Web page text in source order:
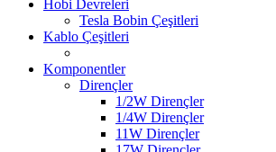
Hobi Devreleri
Tesla Bobin Çeşitleri
Kablo Çeşitleri
Komponentler
Dirençler
1/2W Dirençler
1/4W Dirençler
11W Dirençler